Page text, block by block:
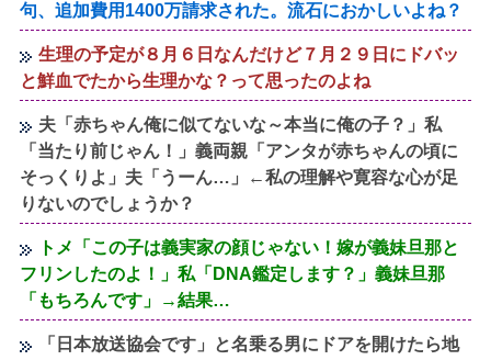
句、追加費用1400万請求された。流石におかしいよね？
生理の予定が８月６日なんだけど７月２９日にドバッ
と鮮血でたから生理かな？って思ったのよね
夫「赤ちゃん俺に似てないな～本当に俺の子？」私
「当たり前じゃん！」義両親「アンタが赤ちゃんの頃に
そっくりよ」夫「うーん…」←私の理解や寛容な心が足
りないのでしょうか？
トメ「この子は義実家の顔じゃない！嫁が義妹旦那と
フリンしたのよ！」私「DNA鑑定します？」義妹旦那
「もちろんです」→結果…
「日本放送協会です」と名乗る男にドアを開けたら地